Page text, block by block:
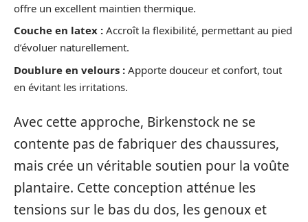
offre un excellent maintien thermique.
Couche en latex : Accroît la flexibilité, permettant au pied
d’évoluer naturellement.
Doublure en velours : Apporte douceur et confort, tout
en évitant les irritations.
Avec cette approche, Birkenstock ne se
contente pas de fabriquer des chaussures,
mais crée un véritable soutien pour la voûte
plantaire. Cette conception atténue les
tensions sur le bas du dos, les genoux et